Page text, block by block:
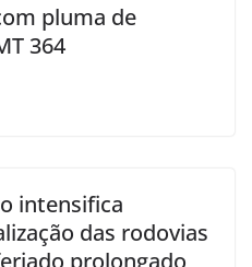
pluma de
364
intensifica
das rodovias
prolongado